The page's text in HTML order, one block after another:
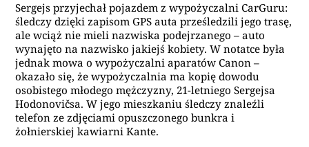
Sergejs przyjechał pojazdem z wypożyczalni CarGuru:
śledczy dzięki zapisom GPS auta prześledzili jego trasę,
ale wciąż nie mieli nazwiska podejrzanego – auto
wynajęto na nazwisko jakiejś kobiety. W notatce była
jednak mowa o wypożyczalni aparatów Canon –
okazało się, że wypożyczalnia ma kopię dowodu
osobistego młodego mężczyzny, 21-letniego Sergejsa
Hodonovičsa. W jego mieszkaniu śledczy znaleźli
telefon ze zdjęciami opuszczonego bunkra i
żołnierskiej kawiarni Kante.